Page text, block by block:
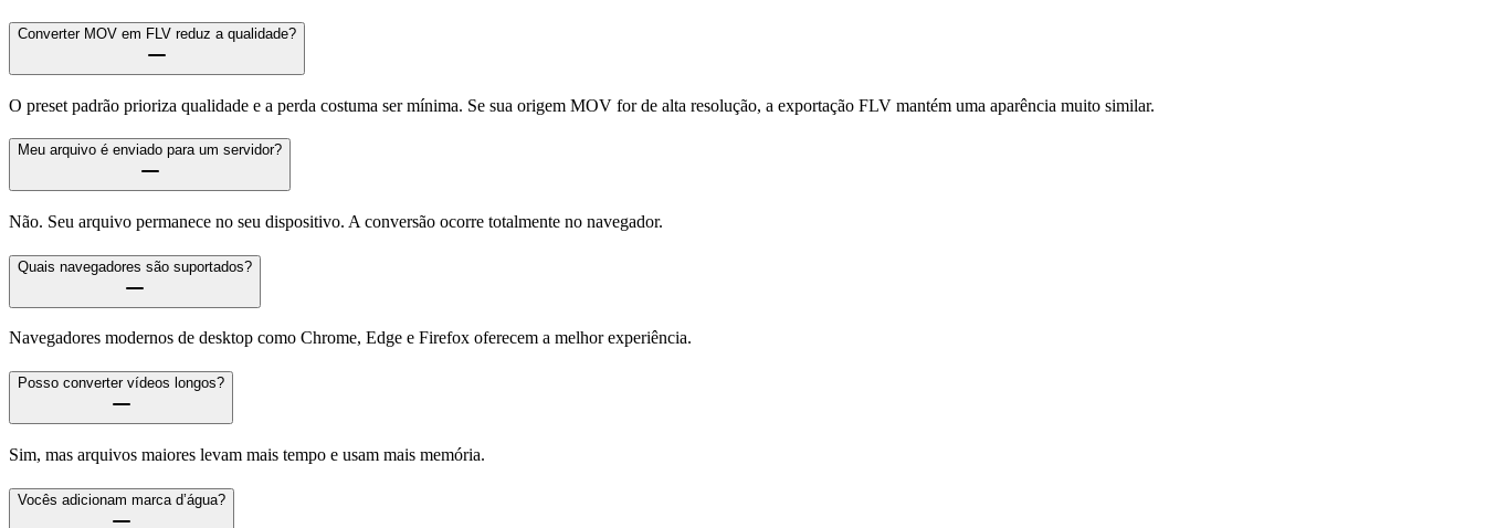
Converter MOV em FLV reduz a qualidade?
O preset padrão prioriza qualidade e a perda costuma ser mínima. Se sua origem MOV for de alta resolução, a exportação FLV mantém uma aparência muito similar.
Meu arquivo é enviado para um servidor?
Não. Seu arquivo permanece no seu dispositivo. A conversão ocorre totalmente no navegador.
Quais navegadores são suportados?
Navegadores modernos de desktop como Chrome, Edge e Firefox oferecem a melhor experiência.
Posso converter vídeos longos?
Sim, mas arquivos maiores levam mais tempo e usam mais memória.
Vocês adicionam marca d’água?